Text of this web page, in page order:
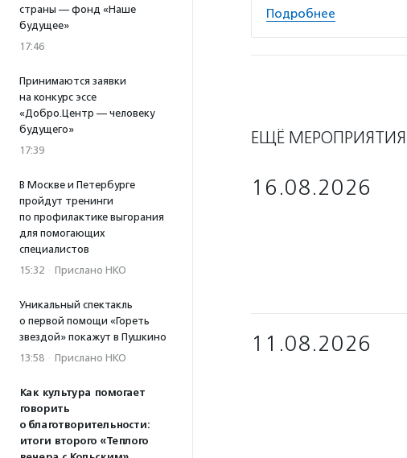
страны — фонд «Наше
будущее»
17:46
Принимаются заявки
на конкурс эссе
«Добро.Центр — человеку
будущего»
17:39
В Москве и Петербурге
пройдут тренинги
по профилактике выгорания
для помогающих
специалистов
15:32 · Прислано НКО
Уникальный спектакль
о первой помощи «Гореть
звездой» покажут в Пушкино
13:58 · Прислано НКО
Как культура помогает
говорить
о благотворительности:
итоги второго «Теплого
Подробнее
ЕЩЁ МЕРОПРИЯТИЯ
16.08.2026
11.08.2026